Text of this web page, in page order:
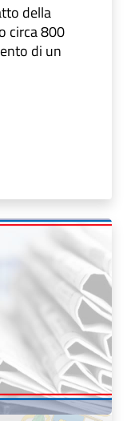
della
circa 800
di un